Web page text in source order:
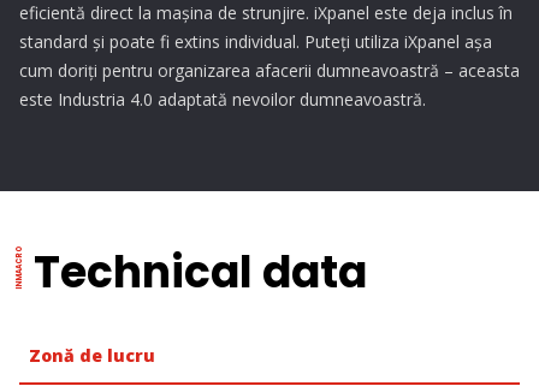
eficientă direct la mașina de strunjire. iXpanel este deja inclus în
standard și poate fi extins individual. Puteți utiliza iXpanel așa
cum doriți pentru organizarea afacerii dumneavoastră – aceasta
este Industria 4.0 adaptată nevoilor dumneavoastră.
Technical data
Zonă de lucru